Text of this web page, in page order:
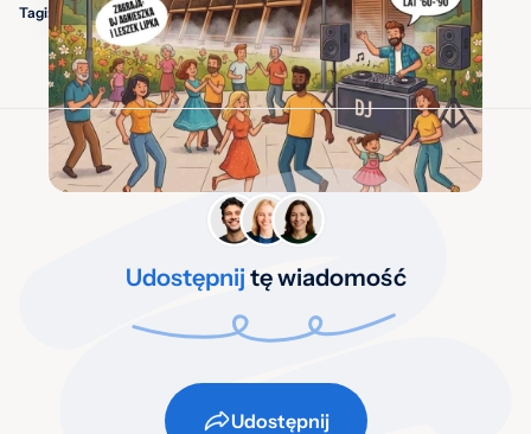
Tagi: Cały Śląsk
Udostępnij tę wiadomość
Udostępnij